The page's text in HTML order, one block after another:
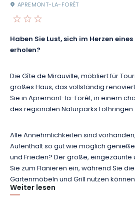
APREMONT-LA-FORÊT
Haben Sie Lust, sich im Herzen
erholen?
Die Gîte de Mirauville, möbliert für
großes Haus, das vollständig
Sie in Apremont-la-Forêt, in einem
des regionalen Naturparks Lothringen.
Alle Annehmlichkeiten sind
Aufenthalt so gut wie möglich
und Frieden? Der große,
Sie zum Flanieren ein, während Sie
Gartenmöbeln und Grill nutzen
Weiter lesen